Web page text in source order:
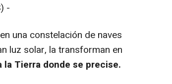
-
una constelación de naves
luz solar, la transforman en
Tierra donde se precise.